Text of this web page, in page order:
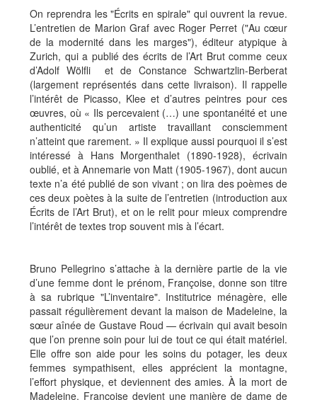
On reprendra les "Écrits en spirale" qui ouvrent la revue.
L’entretien de Marion Graf avec Roger Perret ("Au cœur
de la modernité dans les marges"), éditeur atypique à
Zurich, qui a publié des écrits de l’Art Brut comme ceux
d’Adolf Wölfli et de Constance Schwartzlin-Berberat
(largement représentés dans cette livraison). Il rappelle
l’intérêt de Picasso, Klee et d’autres peintres pour ces
œuvres, où « Ils percevaient (…) une spontanéité et une
authenticité qu’un artiste travaillant consciemment
n’atteint que rarement. » Il explique aussi pourquoi il s’est
intéressé à Hans Morgenthalet (1890-1928), écrivain
oublié, et à Annemarie von Matt (1905-1967), dont aucun
texte n’a été publié de son vivant ; on lira des poèmes de
ces deux poètes à la suite de l’entretien (introduction aux
Écrits de l’Art Brut), et on le relit pour mieux comprendre
l’intérêt de textes trop souvent mis à l’écart.
Bruno Pellegrino s’attache à la dernière partie de la vie
d’une femme dont le prénom, Françoise, donne son titre
à sa rubrique "L’inventaire". Institutrice ménagère, elle
passait régulièrement devant la maison de Madeleine, la
sœur aînée de Gustave Roud — écrivain qui avait besoin
que l’on prenne soin pour lui de tout ce qui était matériel.
Elle offre son aide pour les soins du potager, les deux
femmes sympathisent, elles apprécient la montagne,
l’effort physique, et deviennent des amies. À la mort de
Madeleine, Françoise devient une manière de dame de